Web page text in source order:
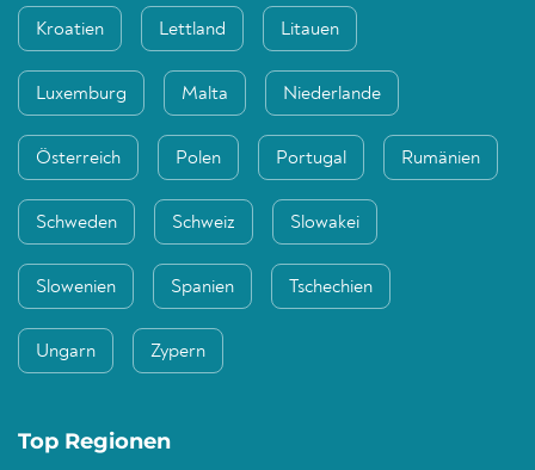
Kroatien Lettland Litauen
Luxemburg Malta Niederlande
Österreich Polen Portugal Rumänien
Schweden Schweiz Slowakei
Slowenien Spanien Tschechien
Ungarn Zypern
Top Regionen